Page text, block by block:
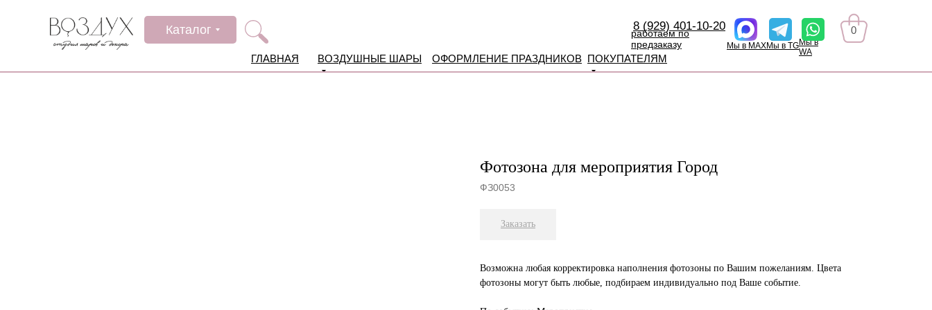
ВОЗДУШНЫЕ ШАРЫ
ГЛАВНАЯ ОФОРМЛЕНИЕ ПРАЗДНИКОВ ПОКУПАТЕЛЯМ
8 (929) 401-10-20
работаем по
предзаказу
Мы в MAXМы в TGМы в
WA
0
Каталог
Фотозона для мероприятия Город
ФЗ0053
Заказать
Возможна любая корректировка наполнения фотозоны по Вашим пожеланиям. Цвета
фотозоны могут быть любые, подбираем индивидуально под Ваше событие.